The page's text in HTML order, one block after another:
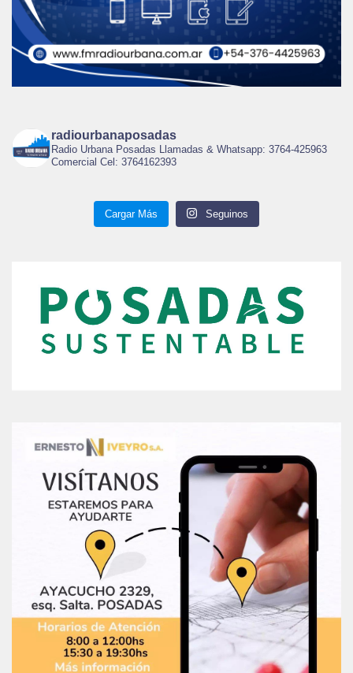
radiourbanaposadas
Radio Urbana Posadas Llamadas & Whatsapp: 3764-425963
Comercial Cel: 3764162393
Cargar Más Seguinos